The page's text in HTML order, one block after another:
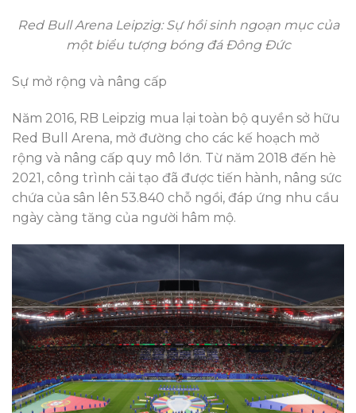
Red Bull Arena Leipzig: Sự hồi sinh ngoạn mục của
một biểu tượng bóng đá Đông Đức
Sự mở rộng và nâng cấp
Năm 2016, RB Leipzig mua lại toàn bộ quyền sở hữu
Red Bull Arena, mở đường cho các kế hoạch mở
rộng và nâng cấp quy mô lớn. Từ năm 2018 đến hè
2021, công trình cải tạo đã được tiến hành, nâng sức
chứa của sân lên 53.840 chỗ ngồi, đáp ứng nhu cầu
ngày càng tăng của người hâm mộ.